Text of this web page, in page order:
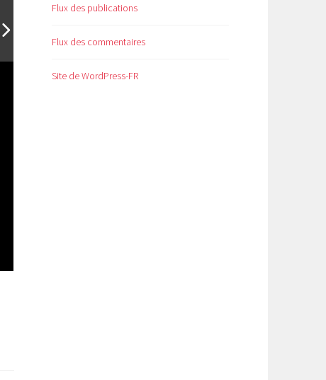
Flux des publications
Flux des commentaires
Site de WordPress-FR